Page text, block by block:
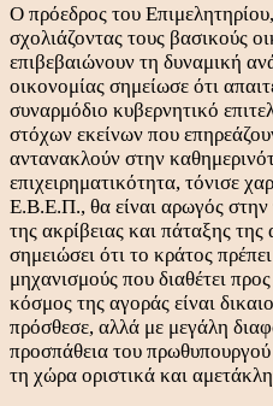
Ο πρόεδρος του Επιμελητηρίου,
σχολιάζοντας τους βασικούς
επιβεβαιώνουν τη δυναμική
οικονομίας σημείωσε ότι
συναρμόδιο κυβερνητικό
στόχων εκείνων που
αντανακλούν στην
επιχειρηματικότητα, τόνισε
Ε.Β.Ε.Π., θα είναι αρωγός
της ακρίβειας και πάταξης της
σημειώσει ότι το κράτος
μηχανισμούς που διαθέτει
κόσμος της αγοράς είναι
πρόσθεσε, αλλά με μεγάλη
προσπάθεια του
τη χώρα οριστικά και